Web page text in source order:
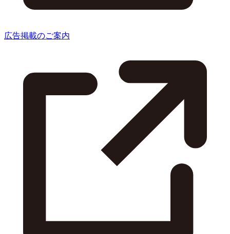
広告掲載のご案内